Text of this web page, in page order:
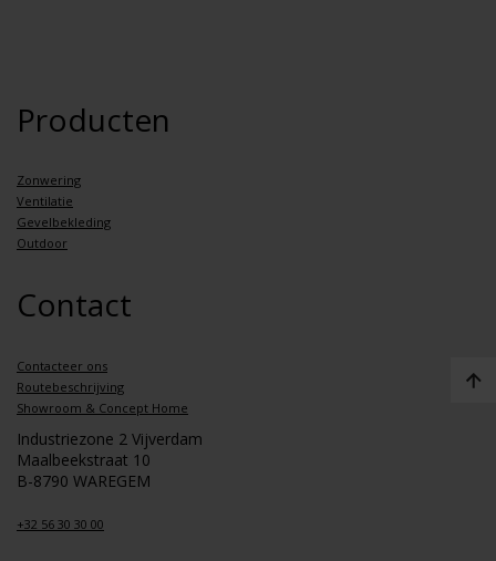
Producten
Zonwering
Ventilatie
Gevelbekleding
Outdoor
Contact
Contacteer ons
Routebeschrijving
Showroom & Concept Home
Industriezone 2 Vijverdam
Maalbeekstraat 10
B-8790 WAREGEM
+32 56 30 30 00